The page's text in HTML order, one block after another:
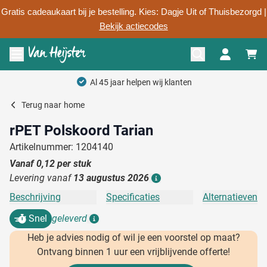
Gratis cadeaukaart bij je bestelling. Kies: Dagje Uit of Thuisbezorgd |
Bekijk actiecodes
Ga naar de inhoud
Menu openen
Al 45 jaar helpen wij klanten
Terug naar home
Snel
geleverd
Details
rPET Polskoord Tarian
Artikelnummer: 1204140
Vanaf0,12 per stuk
Levering vanaf 13 augustus 2026
Beschrijving Specificaties Alternatieven
Heb je advies nodig of wil je een voorstel op maat?
Ontvang binnen 1 uur een vrijblijvende offerte!